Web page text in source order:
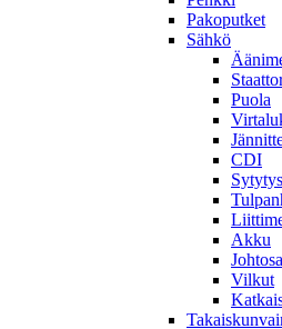
Pakoputket
Sähkö
Puola
CDI
Akku
Vilkut